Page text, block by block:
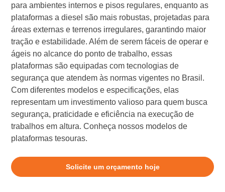
para ambientes internos e pisos regulares, enquanto as
plataformas a diesel são mais robustas, projetadas para
áreas externas e terrenos irregulares, garantindo maior
tração e estabilidade. Além de serem fáceis de operar e
ágeis no alcance do ponto de trabalho, essas
plataformas são equipadas com tecnologias de
segurança que atendem às normas vigentes no Brasil.
Com diferentes modelos e especificações, elas
representam um investimento valioso para quem busca
segurança, praticidade e eficiência na execução de
trabalhos em altura. Conheça nossos modelos de
plataformas tesouras.
Solicite um orçamento hoje